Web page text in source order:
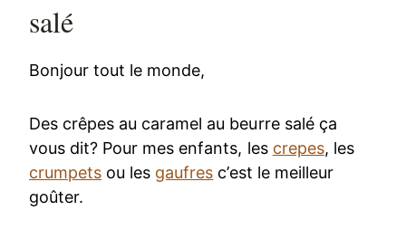
salé
Bonjour tout le monde,
Des crêpes au caramel au beurre salé ça
vous dit? Pour mes enfants, les crepes, les
crumpets ou les gaufres c’est le meilleur
goûter.